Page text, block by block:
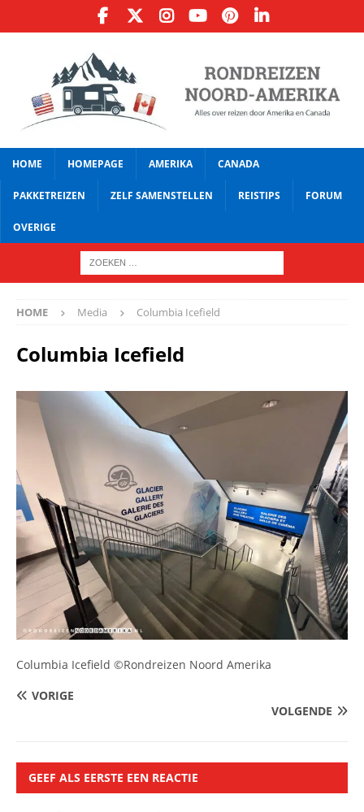
HOME HOMEPAGE AMERIKA CANADA
PAKKETREIZEN ZELF SAMENSTELLEN REISTIPS FORUM
OVERIGE
HOME Media Columbia Icefield
Columbia Icefield
Columbia Icefield ©Rondreizen Noord Amerika
VORIGE
VOLGENDE
GEEF ALS EERSTE EEN REACTIE